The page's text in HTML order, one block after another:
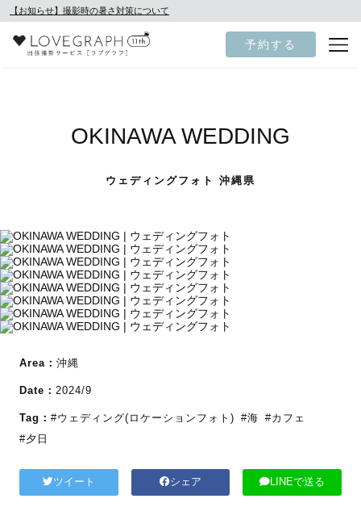
【お知らせ】撮影時の暑さ対策について
予約する
OKINAWA WEDDING
ウェディングフォト 沖縄県
Area： 沖縄
Date： 2024/9
Tag： #ウェディング(ロケーションフォト) #海 #カフェ
#夕日
ツイート シェア LINEで送る